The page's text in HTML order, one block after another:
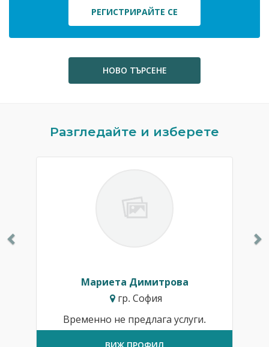
РЕГИСТРИРАЙТЕ СЕ
НОВО ТЪРСЕНЕ
Разгледайте и изберете
Мариета Димитрова
гр. София
Временно не предлага услуги.